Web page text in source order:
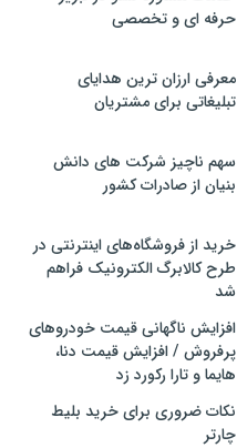
حرفه ای و تخصصی
معرفی ارزان ترین هدایای
تبلیغاتی برای مشتریان
سهم ناچیز شرکت های دانش
بنیان از صادرات کشور
خرید از فروشگاه‌های اینترنتی در
طرح کالابرگ الکترونیک فراهم
شد
افزایش ناگهانی قیمت خودروهای
پرفروش / افزایش قیمت دنا،
هایما و تارا رکورد زد
نکات ضروری برای خرید بلیط
چارتر